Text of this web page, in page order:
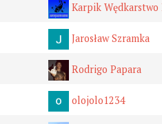
Karpik Wędkarstwo
Jarosław Szramka
Rodrigo Papara
olojolo1234